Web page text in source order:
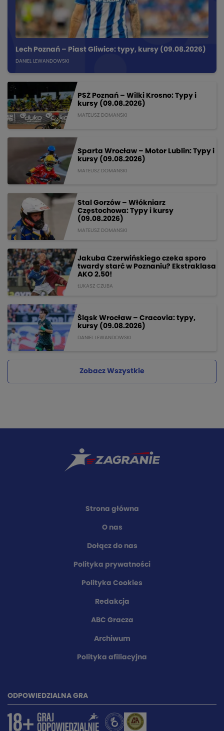
Lech Poznań – Piast Gliwice: typy, kursy (09.08.2026)
DANIEL LEWANDOWSKI
PSŻ Poznań – Wilki Krosno: Typy i
kursy (09.08.2026)
MATEUSZ DOMANSKI
Sparta Wrocław – Motor Lublin: Typy i
kursy (09.08.2026)
MATEUSZ DOMANSKI
Stal Gorzów – Włókniarz
Częstochowa: Typy i kursy
(09.08.2026)
MATEUSZ DOMANSKI
Jakuba Czerwińskiego czeka sporo
twardy starć w Poznaniu? Ekstraklasa
AKO 2.50!
ŁUKASZ CZUBA
Śląsk Wrocław – Cracovia: typy,
kursy (09.08.2026)
DANIEL LEWANDOWSKI
Zobacz Wszystkie
Strona główna
O nas
Dołącz do nas
Polityka prywatności
Polityka Cookies
Redakcja
ABC Gracza
Archiwum
Polityka afiliacyjna
ODPOWIEDZIALNA GRA